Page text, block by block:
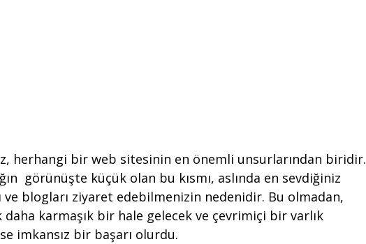
herhangi bir web sitesinin en önemli unsurlarından biridir.
görünüşte küçük olan bu kısmı, aslında en sevdiğiniz
ve blogları ziyaret edebilmenizin nedenidir. Bu olmadan,
karmaşık bir hale gelecek ve çevrimiçi bir varlık
imkansız bir başarı olurdu.